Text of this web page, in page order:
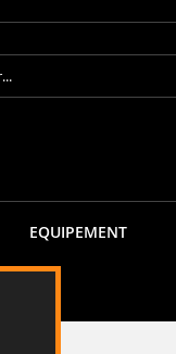
EQUIPEMENT